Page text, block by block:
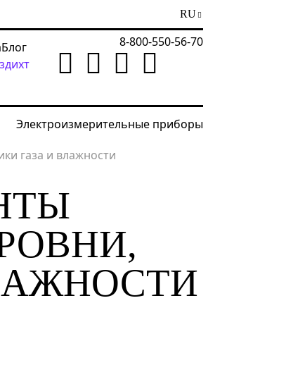
RU
Блог
8-800-550-56-70
Электроизмерительные приборы
газа и влажности